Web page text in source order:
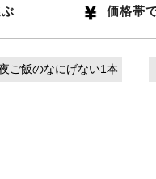
価格帯
ご飯のなにげない1本